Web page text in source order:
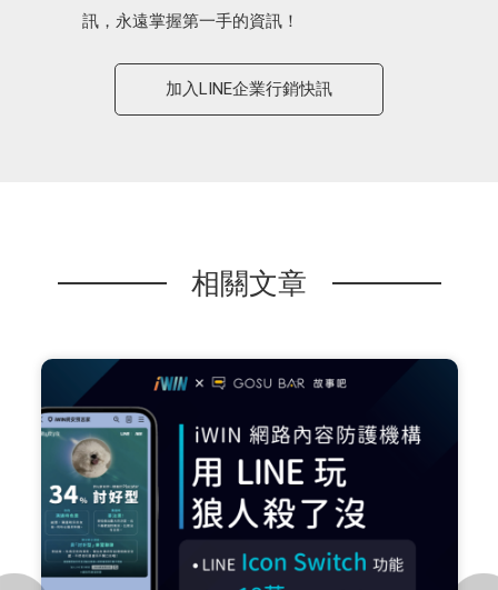
訊，永遠掌握第一手的資訊！
加入LINE企業行銷快訊
相關文章